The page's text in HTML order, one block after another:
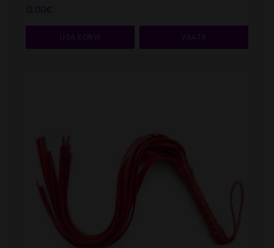
12.00€
LISA KORVI VAATA